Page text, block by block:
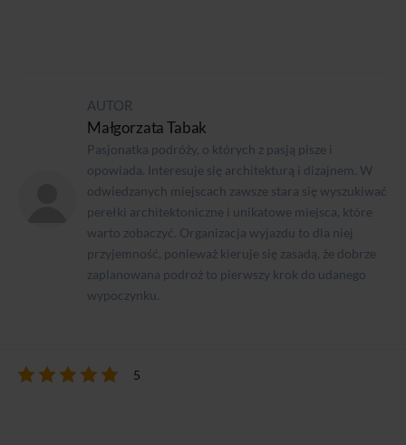
AUTOR
Małgorzata Tabak
Pasjonatka podróży, o których z pasją pisze i
opowiada. Interesuje się architekturą i dizajnem. W
odwiedzanych miejscach zawsze stara się wyszukiwać
perełki architektoniczne i unikatowe miejsca, które
warto zobaczyć. Organizacja wyjazdu to dla niej
przyjemność, ponieważ kieruje się zasadą, że dobrze
zaplanowana podroż to pierwszy krok do udanego
wypoczynku.
5